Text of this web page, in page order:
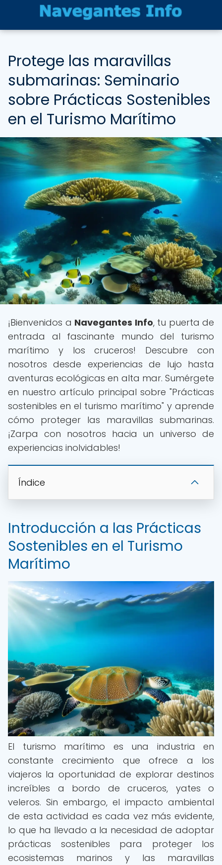
Protege las maravillas
submarinas: Seminario
sobre Prácticas Sostenibles
en el Turismo Marítimo
¡Bienvenidos a Navegantes Info, tu puerta de
entrada al fascinante mundo del turismo
marítimo y los cruceros! Descubre con
nosotros desde experiencias de lujo hasta
aventuras ecológicas en alta mar. Sumérgete
en nuestro artículo principal sobre "Prácticas
sostenibles en el turismo marítimo" y aprende
cómo proteger las maravillas submarinas.
¡Zarpa con nosotros hacia un universo de
experiencias inolvidables!
Índice
Introducción a las Prácticas
Sostenibles en el Turismo
Marítimo
El turismo marítimo es una industria en
constante crecimiento que ofrece a los
viajeros la oportunidad de explorar destinos
increíbles a bordo de cruceros, yates o
veleros. Sin embargo, el impacto ambiental
de esta actividad es cada vez más evidente,
lo que ha llevado a la necesidad de adoptar
prácticas sostenibles para proteger los
ecosistemas marinos y las maravillas